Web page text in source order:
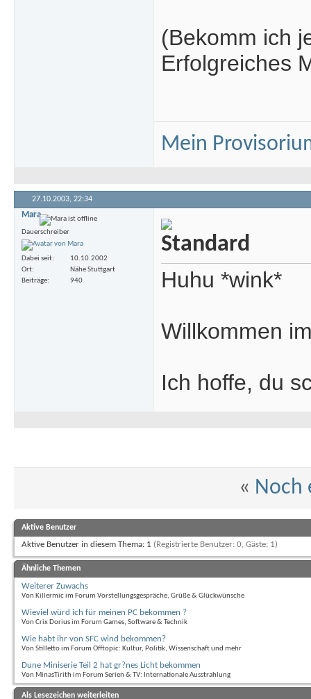
(Bekomm ich
Erfolgreiches
Mein
27.10.2003, 22:34
Mara
Dauerschreiber
Dabei seit
10.10.2002
Ort
Nähe Stuttgart
Beiträge
940 Huhu *wink*
Willkommen
Ich hoffe, du
« Noch
Aktive Benutzer
Aktive Benutzer in diesem Thema: 1 (Registrierte Benutzer: 0, Gäste: 1)
Ähnliche Themen
Weiterer Zuwachs
Von Killermic im Forum Vorstellungsgespräche, Grüße & Glückwünsche
Wieviel würd ich für meinen PC bekommen ?
Von Crix Dorius im Forum Games, Software & Technik
Wie habt ihr von SFC wind bekommen?
Von Stilletto im Forum Offtopic: Kultur, Politik, Wissenschaft und mehr
Dune Miniserie Teil 2 hat gr?nes Licht bekommen
Von MinasTirith im Forum Serien & TV: Internationale Ausstrahlung
Als Lesezeichen weiterleiten